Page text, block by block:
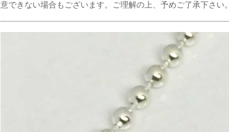
意できない場合もございます。ご理解の上、予めご了承下さい。